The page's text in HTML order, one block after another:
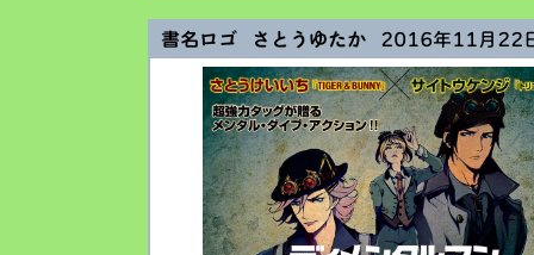
書名ロゴ さとうゆたか2016年11月22